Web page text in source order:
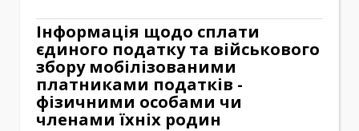
Інформація щодо сплати
єдиного податку та військового
збору мобілізованими
платниками податків -
фізичними особами чи
членами їхніх родин